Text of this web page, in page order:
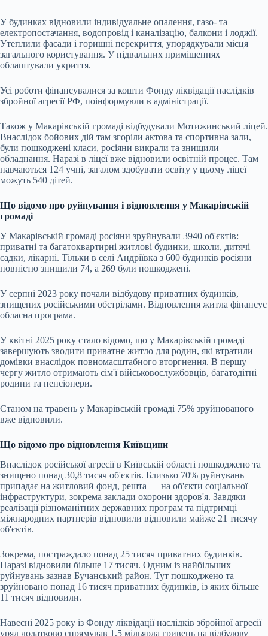
У будинках відновили індивідуальне опалення, газо- та
електропостачання, водопровід і каналізацію, балкони і лоджії.
Утеплили фасади і горищні перекриття, упорядкували місця
загального користування. У підвальних приміщеннях
облаштували укриття.
Усі роботи фінансувалися за кошти Фонду ліквідації наслідків
збройної агресії РФ, поінформувли в адміністрації.
Також у Макарівській громаді відбудували Мотижинський ліцей.
Внаслідок бойових дій там згоріли актова та спортивна зали,
були пошкоджені класи, росіяни викрали та знищили
обладнання. Наразі в ліцеї вже відновили освітній процес. Там
навчаються 124 учні, загалом здобувати освіту у цьому ліцеї
можуть 540 дітей.
Що відомо про руйнування і відновлення у Макарівській
громаді
У Макарівській громаді росіяни зруйнували 3940 об'єктів:
приватні та багатоквартирні житлові будинки, школи, дитячі
садки, лікарні. Тільки в селі Андріївка з 600 будинків росіяни
повністю знищили 74, а 269 були пошкоджені.
У серпні 2023 року почали відбудову приватних будинків,
знищених російськими обстрілами. Відновлення житла фінансує
обласна програма.
У квітні 2025 року стало відомо, що у Макарівській громаді
завершують зводити приватне житло для родин, які втратили
домівки внаслідок повномасштабного вторгнення. В першу
чергу житло отримають сім'ї військовослужбовців, багатодітні
родини та пенсіонери.
Станом на травень у Макарівській громаді 75% зруйнованого
вже відновили.
Що відомо про відновлення Київщини
Внаслідок російської агресії в Київській області пошкоджено та
знищено понад 30,8 тисяч об'єктів. Близько 70% руйнувань
припадає на житловий фонд, решта — на об'єкти соціальної
інфраструктури, зокрема заклади охорони здоров'я. Завдяки
реалізації різноманітних державних програм та підтримці
міжнародних партнерів відновили відновили майже 21 тисячу
об'єктів.
Зокрема, постраждало понад 25 тисяч приватних будинків.
Наразі відновили більше 17 тисяч. Одним із найбільших
руйнувань зазнав Бучанський район. Тут пошкоджено та
зруйновано понад 16 тисяч приватних будинків, із яких більше
11 тисяч відновили.
Навесні 2025 року із Фонду ліквідації наслідків збройної агресії
уряд додатково спрямував 1,5 мільярда гривень на відбудову